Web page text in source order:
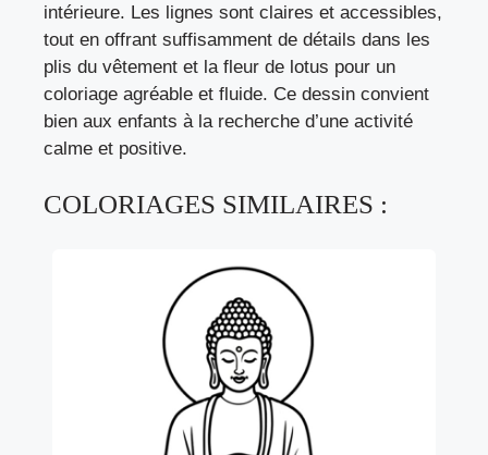
intérieure. Les lignes sont claires et accessibles,
tout en offrant suffisamment de détails dans les
plis du vêtement et la fleur de lotus pour un
coloriage agréable et fluide. Ce dessin convient
bien aux enfants à la recherche d’une activité
calme et positive.
COLORIAGES SIMILAIRES :